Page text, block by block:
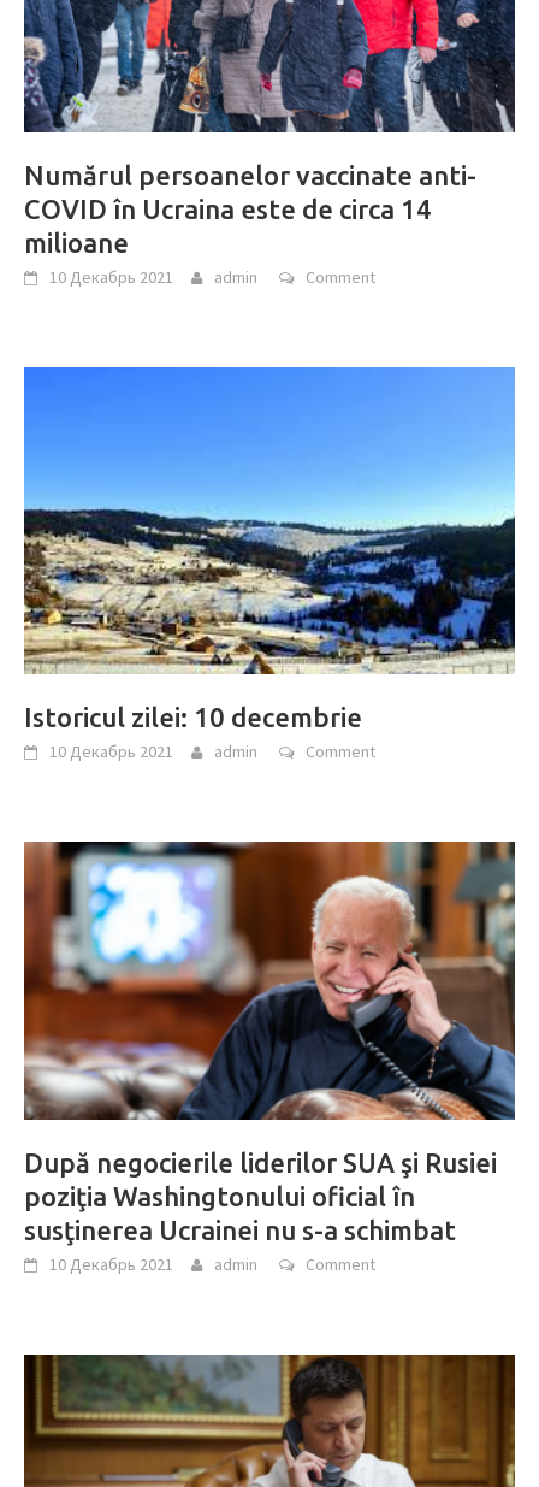
Numărul persoanelor vaccinate anti-
COVID în Ucraina este de circa 14
milioane
10 Декабрь 2021 admin Comment
Istoricul zilei: 10 decembrie
10 Декабрь 2021 admin Comment
După negocierile liderilor SUA şi Rusiei
poziţia Washingtonului oficial în
susţinerea Ucrainei nu s-a schimbat
10 Декабрь 2021 admin Comment